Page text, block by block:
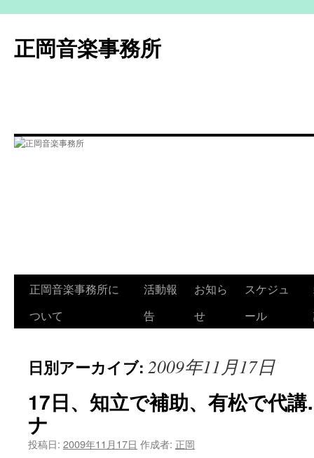
テ
ン
プ
正岡音楽事務所
正岡音楽事務所に
ついて
活動報
告
お知ら
せ
スケジュ
ール
日別アーカイブ: 2009年11月17日
17日、知立で補助、有松で代
ナ
投稿日: 2009年11月17日 作成者: 正岡